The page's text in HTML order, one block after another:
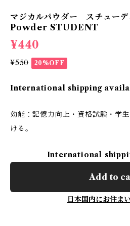
マジカルパウダー スチュー
Powder STUDENT
¥440
¥550 20%OFF
International shipping
効能：記憶力向上・資格試験・学
ける。
International
Add to
日本国内にお住ま